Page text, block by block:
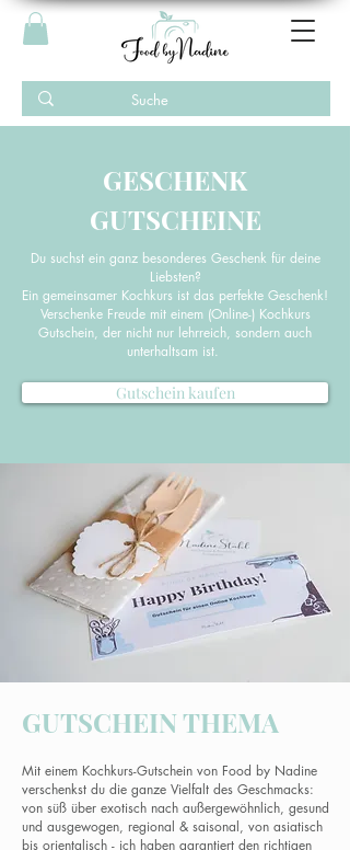
GESCHENK
GUTSCHEINE
Du suchst ein ganz besonderes Geschenk für deine
Liebsten?
Ein gemeinsamer Kochkurs ist das perfekte Geschenk!
Verschenke Freude mit einem (Online-) Kochkurs
Gutschein, der nicht nur lehrreich, sondern auch
unterhaltsam ist.
Gutschein kaufen
GUTSCHEIN THEMA
Mit einem Kochkurs-Gutschein von Food by Nadine
verschenkst du die ganze Vielfalt des Geschmacks:
von süß über exotisch nach außergewöhnlich, gesund
und ausgewogen, regional & saisonal, von asiatisch
bis orientalisch - ich haben garantiert den richtigen